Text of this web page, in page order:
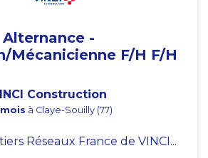
Alternance -
Mécanicienne F/H F/H
Construction
mois à Claye-Souilly (77)
Réseaux France de VINCI...